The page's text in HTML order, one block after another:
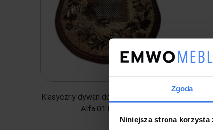
Zgoda
Niniejsza strona korzysta
Klasyczny dywan do salonu owalny BCF
Alfa 01 brązowy